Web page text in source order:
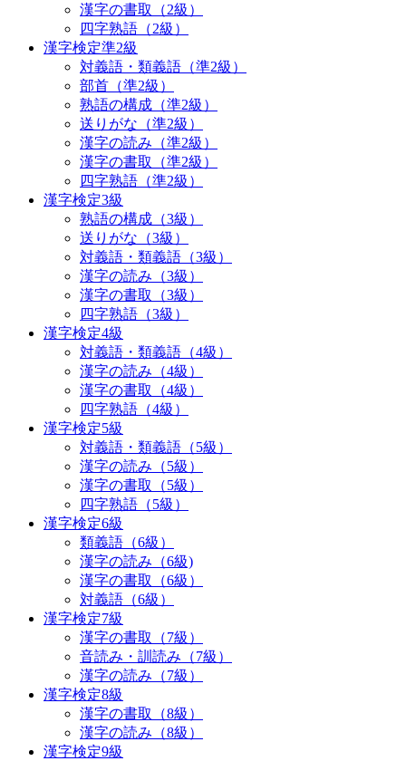
漢字の書取（2級）
四字熟語（2級）
漢字検定準2級
対義語・類義語（準2級）
部首（準2級）
熟語の構成（準2級）
送りがな（準2級）
漢字の読み（準2級）
漢字の書取（準2級）
四字熟語（準2級）
漢字検定3級
熟語の構成（3級）
送りがな（3級）
対義語・類義語（3級）
漢字の読み（3級）
漢字の書取（3級）
四字熟語（3級）
漢字検定4級
対義語・類義語（4級）
漢字の読み（4級）
漢字の書取（4級）
四字熟語（4級）
漢字検定5級
対義語・類義語（5級）
漢字の読み（5級）
漢字の書取（5級）
四字熟語（5級）
漢字検定6級
類義語（6級）
漢字の読み（6級)
漢字の書取（6級）
対義語（6級）
漢字検定7級
漢字の書取（7級）
音読み・訓読み（7級）
漢字の読み（7級）
漢字検定8級
漢字の書取（8級）
漢字の読み（8級）
漢字検定9級